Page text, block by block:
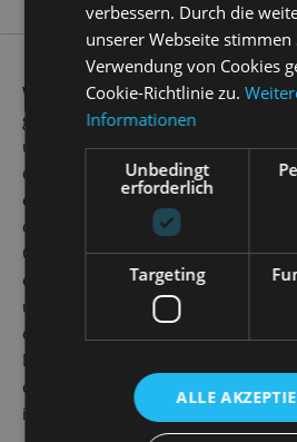
Wer kennt ihn nicht, den
griechischen Mythologie, dessen
und sogar die Götter bewegte?
das Spiel auf einer Lyra, die er von
erhielt, gelang es Orpheus, seine
der Toten wiederzufinden – bis er
Oberwelt durch den ihm
ewig verlor. Zahlreiche Opern und
über den griechischen Helden
die Bildende Kunst und wurde auf
Doch wer ist Eurydike, die Nymphe
dem Mythos zwar ebenfalls seinen
in der Sagenwelt aber seltsam
verbessern. Durch die
unserer Webseite stimmen
Verwendung von Cookies
Cookie-Richtlinie zu.
Informationen
Unbedingt
erforderlich
Targeting
ALLE